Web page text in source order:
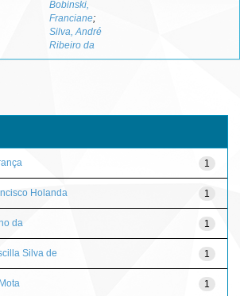
Bobinski,
Franciane;
Silva, André
Ribeiro da
1
1
Holanda
1
da
1
Silva de
1